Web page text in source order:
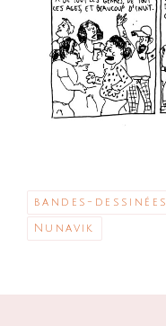
bandes-dessinées
Nunavik